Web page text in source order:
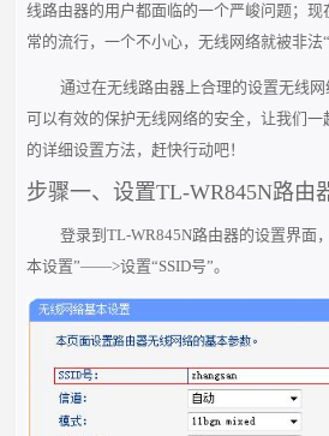
线路由器的用户都面临的一个严峻问题；
常的流行，一个不小心，无线网络就被非法“
通过在无线路由器上合理的设置无线
可以有效的保护无线网络的安全，让我们一
的详细设置方法，赶快行动吧！
步骤一、设置TL-WR845N路由
登录到TL-WR845N路由器的设置界
本设置”——>设置“SSID号”。